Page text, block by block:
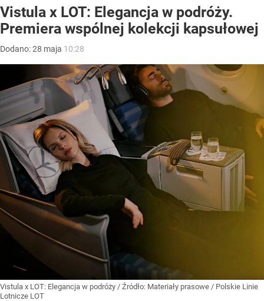
Vistula x LOT: Elegancja w podróży.
Premiera wspólnej kolekcji kapsułowej
Dodano:28 maja 10:28
Vistula x LOT: Elegancja w podróży / Źródło: Materiały prasowe / Polskie Linie
Lotnicze LOT